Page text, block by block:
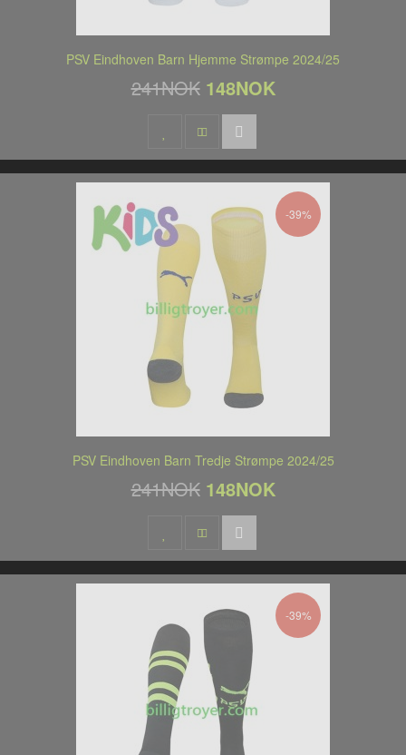
PSV Eindhoven Barn Hjemme Strømpe 2024/25
241NOK 148NOK
-39%
PSV Eindhoven Barn Tredje Strømpe 2024/25
241NOK 148NOK
-39%